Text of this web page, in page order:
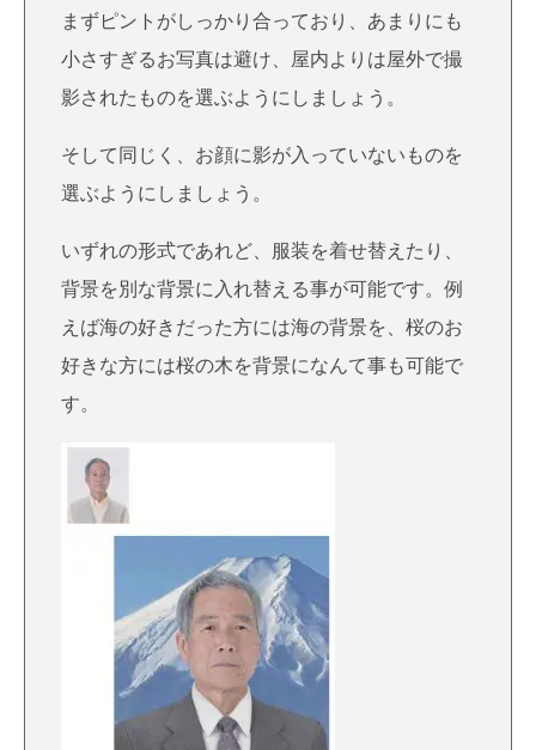
まずピントがしっかり合っており、あまりにも
小さすぎるお写真は避け、屋内よりは屋外で撮
影されたものを選ぶようにしましょう。
そして同じく、お顔に影が入っていないものを
選ぶようにしましょう。
いずれの形式であれど、服装を着せ替えたり、
背景を別な背景に入れ替える事が可能です。例
えば海の好きだった方には海の背景を、桜のお
好きな方には桜の木を背景になんて事も可能で
す。